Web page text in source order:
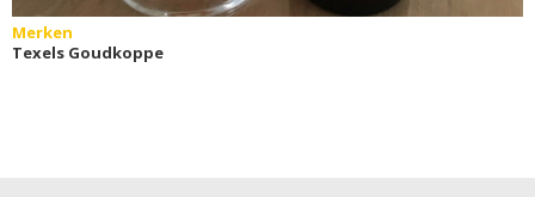
Merken
Texels Goudkoppe